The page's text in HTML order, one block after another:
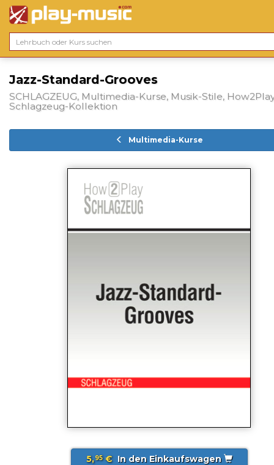
Jazz-Standard-Grooves
SCHLAGZEUG, Multimedia-Kurse, Musik-Stile,
Schlagzeug-Kollektion
Multimedia-Kurse
5,95€ In den Einkaufswagen